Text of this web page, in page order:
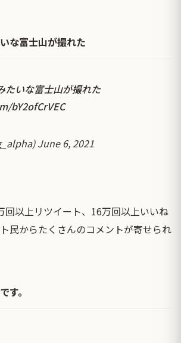
な富士山が撮れた
たいな富士山が撮れた
bY2ofCrVEC
June 6, 2021
回以上リツイート、16万回以上いいね
民からたくさんのコメントが寄せられ
す。